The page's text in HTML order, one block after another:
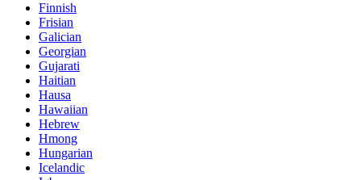
Finnish
Frisian
Galician
Georgian
Gujarati
Haitian
Hausa
Hawaiian
Hebrew
Hmong
Hungarian
Icelandic